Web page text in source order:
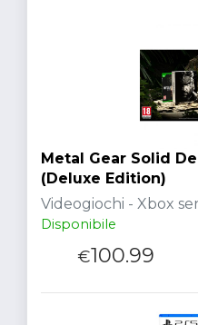
Metal Gear Solid
(Deluxe Edition)
Videogiochi - Xbox
Disponibile
€100.99